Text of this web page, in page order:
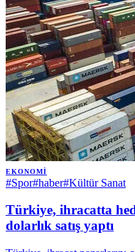
EKONOMI
#Spor#haber#Kültür Sanat
Türkiye, ihracatta
dolarlık satış yaptı